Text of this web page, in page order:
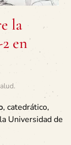
la
en
.
, catedrático,
Universidad de